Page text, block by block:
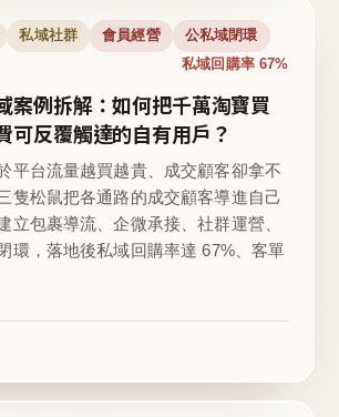
私域社群 會員經營 公私域閉環
私域回購率 67%
案例拆解：如何把千萬淘寶買
可反覆觸達的自有用戶？
平台流量越買越貴、成交顧客卻拿不
隻松鼠把各通路的成交顧客導進自己
立包裹導流、企微承接、社群運營、
環，落地後私域回購率達 67%、客單